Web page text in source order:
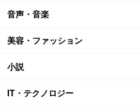
音声・音楽
美容・ファッション
小説
IT・テクノロジー